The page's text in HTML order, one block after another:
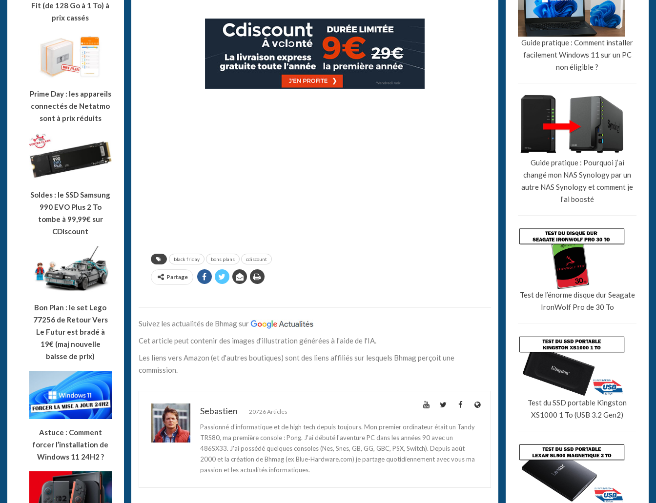
black friday bons plans cdiscount
Partage
Suivez les actualités de Bhmag sur
Cet article peut contenir des images d'illustration générées à l'aide de l'IA.
Les liens vers Amazon (et d'autres boutiques) sont des liens affiliés sur lesquels Bhmag perçoit une
commission.
Sebastien 20726 Articles
Passionné d'informatique et de high tech depuis toujours. Mon premier ordinateur était un Tandy
TRS80, ma première console : Pong. J'ai débuté l'aventure PC dans les années 90 avec un
486SX33. J'ai possédé quelques consoles (Nes, Snes, GB, GG, GBC, PSX, Switch). Depuis août
2000 et la création de Bhmag (ex Blue-Hardware.com) je partage quotidiennement avec vous ma
passion et les actualités informatiques.
Guide pratique : Comment installer
facilement Windows 11 sur un PC
non éligible ?
Guide pratique : Pourquoi j’ai
changé mon NAS Synology par un
autre NAS Synology et comment je
l’ai boosté
Test de l’énorme disque dur Seagate
IronWolf Pro de 30 To
Test du SSD portable Kingston
XS1000 1 To (USB 3.2 Gen2)
Fit (de 128 Go à 1 To) à
prix cassés
Prime Day : les appareils
connectés de Netatmo
sont à prix réduits
Soldes : le SSD Samsung
990 EVO Plus 2 To
tombe à 99,99€ sur
CDiscount
Bon Plan : le set Lego
77256 de Retour Vers
Le Futur est bradé à
19€ (maj nouvelle
baisse de prix)
Astuce : Comment
forcer l’installation de
Windows 11 24H2 ?